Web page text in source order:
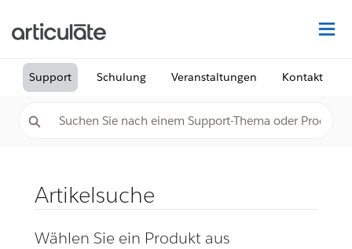
Support Schulung Veranstaltungen Kontakt
Artikelsuche
Wählen Sie ein Produkt aus